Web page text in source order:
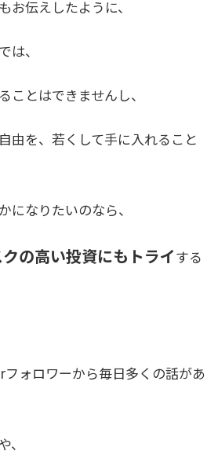
お伝えしたように、
は、
ことはできませんし、
由を、若くして手に入れること
になりたいのなら、
の高い投資にもトライする
ォロワーから毎日多くの話があ